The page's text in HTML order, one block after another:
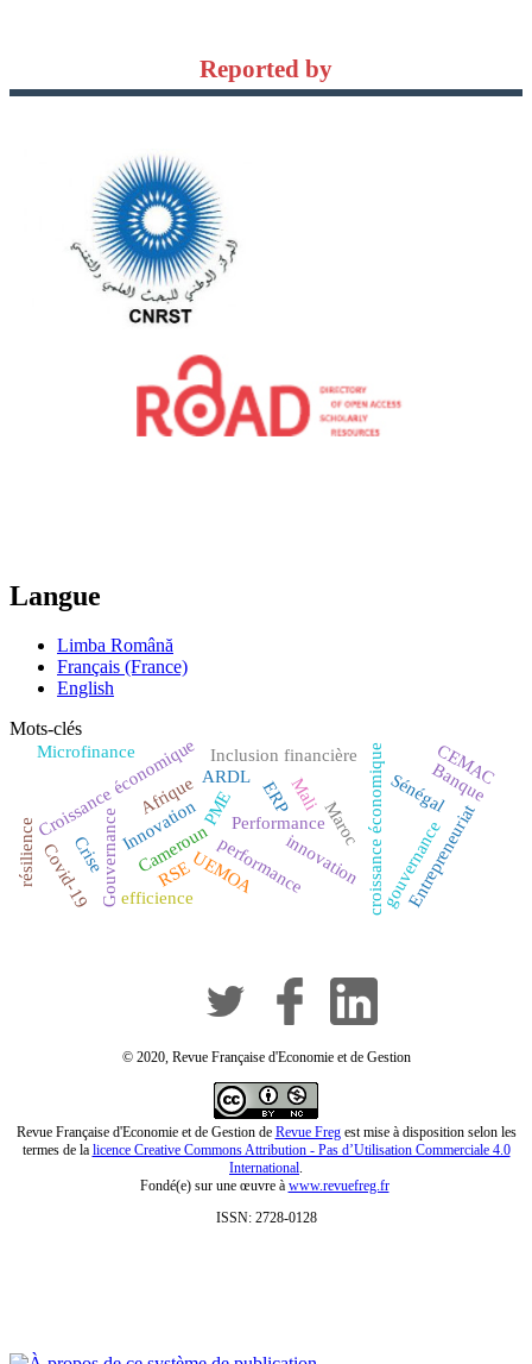
Reported by
Langue
Limba Română
Français (France)
English
Mots-clés
Maroc
performance
PME croissance économique
Performance
Mali
Innovation
innovation
Gouvernance
Croissance économique
gouvernance
Entrepreneuriat
Sénégal
ARDL
UEMOA
RSE
Covid-19 Cameroun
Inclusion financière
Crise
Banque
Afrique
Microfinance
résilience
CEMAC
ERP
efficience
© 2020, Revue Française d'Economie et de Gestion
Revue Française d'Economie et de Gestion de Revue Fregest mise à disposition selon les
termes de la licence Creative Commons Attribution - Pas d’Utilisation Commerciale 4.0
International
Fondé(e) sur une œuvre à www.revuefreg.fr
ISSN: 2728-0128